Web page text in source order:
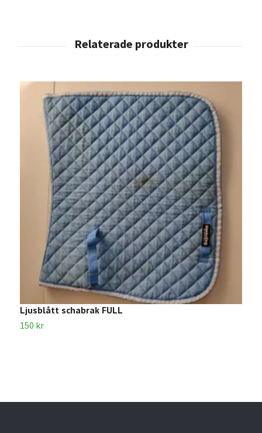
Ljusblått schabrak FULL
150 kr